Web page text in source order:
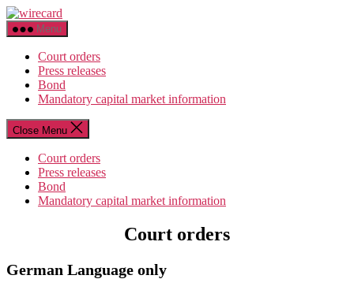
Skip
to
the
content
Menu
Court orders
Press releases
Bond
Mandatory capital market information
Close Menu
Court orders
Press releases
Bond
Mandatory capital market information
Court orders
German Language only